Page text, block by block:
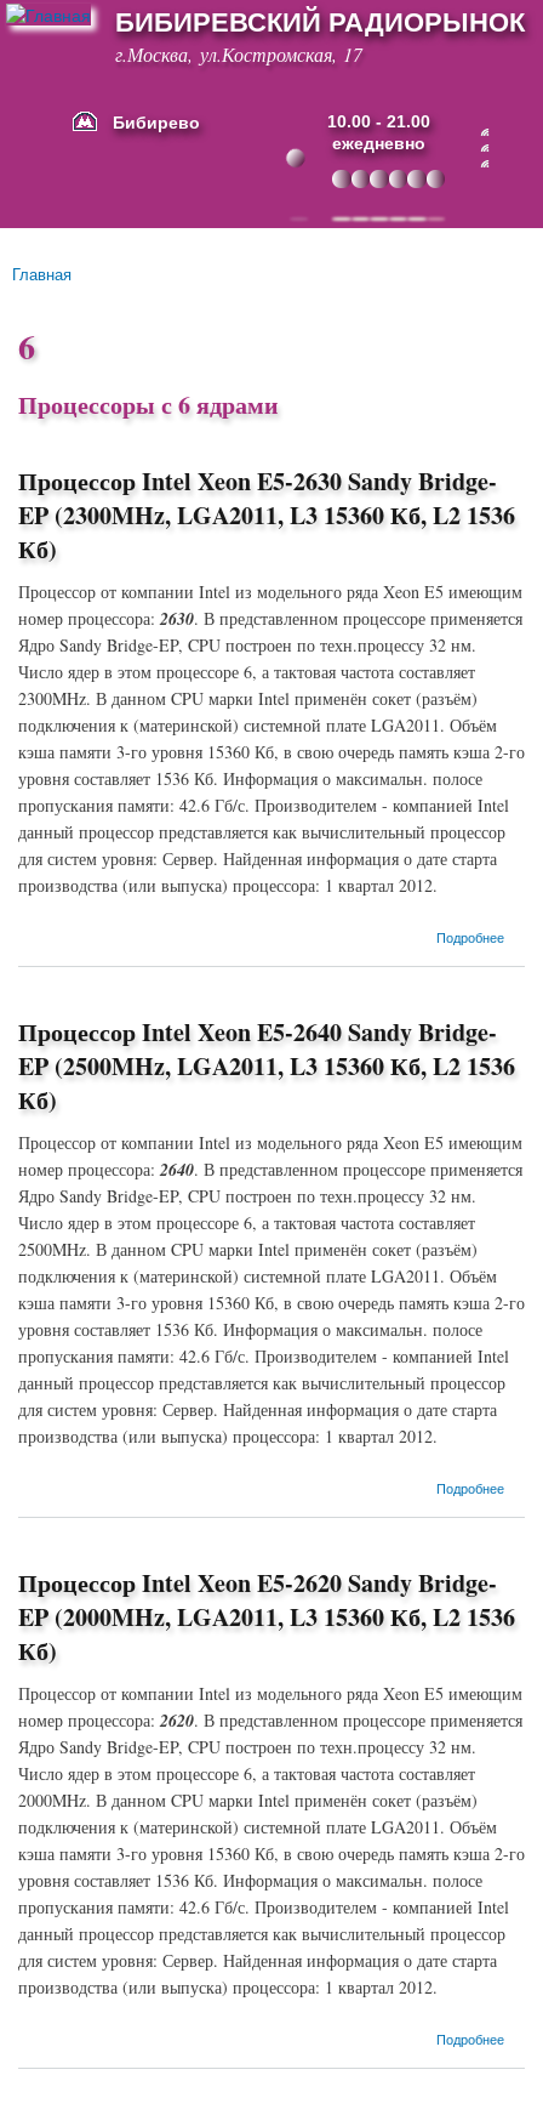
Перейти к
основному
содержанию
БИБИРЕВСКИЙ РАДИОРЫНОК
г.Москва, ул.Костромская, 17
Бибирево
10.00 - 21.00
ежедневно
Основные ссылки
Вы здесь
Главная
6
Процессоры с 6 ядрами
Процессор Intel Xeon E5-2630 Sandy Bridge-
EP (2300MHz, LGA2011, L3 15360 Кб, L2 1536
Кб)
Процессор от компании Intel из модельного ряда Xeon E5 имеющим
номер процессора:2630. В представленном процессоре применяется
Ядро Sandy Bridge-EP, CPU построен по техн.процессу 32 нм.
Число ядер в этом процессоре 6, а тактовая частота составляет
2300MHz. В данном CPU марки Intel применён сокет (разъём)
подключения к (материнской) системной плате LGA2011. Объём
кэша памяти 3-го уровня 15360 Кб, в свою очередь память кэша 2-го
уровня составляет 1536 Кб. Информация о максимальн. полосе
пропускания памяти: 42.6 Гб/с. Производителем - компанией Intel
данный процессор представляется как вычислительный процессор
для систем уровня: Сервер. Найденная информация о дате старта
производства (или выпуска) процессора: 1 квартал 2012.
Подробнее
о Процессор Intel Xeon E5-2630 Sandy Bridge-EP (2300MHz, LGA2011, L3 15360 Кб, L2
Процессор Intel Xeon E5-2640 Sandy Bridge-
EP (2500MHz, LGA2011, L3 15360 Кб, L2 1536
Кб)
Процессор от компании Intel из модельного ряда Xeon E5 имеющим
номер процессора:2640. В представленном процессоре применяется
Ядро Sandy Bridge-EP, CPU построен по техн.процессу 32 нм.
Число ядер в этом процессоре 6, а тактовая частота составляет
2500MHz. В данном CPU марки Intel применён сокет (разъём)
подключения к (материнской) системной плате LGA2011. Объём
кэша памяти 3-го уровня 15360 Кб, в свою очередь память кэша 2-го
уровня составляет 1536 Кб. Информация о максимальн. полосе
пропускания памяти: 42.6 Гб/с. Производителем - компанией Intel
данный процессор представляется как вычислительный процессор
для систем уровня: Сервер. Найденная информация о дате старта
производства (или выпуска) процессора: 1 квартал 2012.
Подробнее
о Процессор Intel Xeon E5-2640 Sandy Bridge-EP (2500MHz, LGA2011, L3 15360 Кб, L2
Процессор Intel Xeon E5-2620 Sandy Bridge-
EP (2000MHz, LGA2011, L3 15360 Кб, L2 1536
Кб)
Процессор от компании Intel из модельного ряда Xeon E5 имеющим
номер процессора:2620. В представленном процессоре применяется
Ядро Sandy Bridge-EP, CPU построен по техн.процессу 32 нм.
Число ядер в этом процессоре 6, а тактовая частота составляет
2000MHz. В данном CPU марки Intel применён сокет (разъём)
подключения к (материнской) системной плате LGA2011. Объём
кэша памяти 3-го уровня 15360 Кб, в свою очередь память кэша 2-го
уровня составляет 1536 Кб. Информация о максимальн. полосе
пропускания памяти: 42.6 Гб/с. Производителем - компанией Intel
данный процессор представляется как вычислительный процессор
для систем уровня: Сервер. Найденная информация о дате старта
производства (или выпуска) процессора: 1 квартал 2012.
Подробнее
о Процессор Intel Xeon E5-2620 Sandy Bridge-EP (2000MHz, LGA2011, L3 15360 Кб, L2